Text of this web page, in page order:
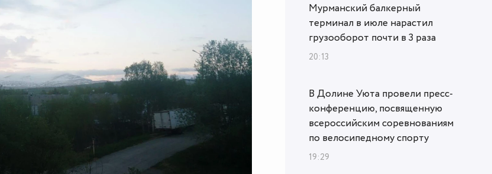
Мурманский балкерный
терминал в июле нарастил
грузооборот почти в 3 раза
20:13
В Долине Уюта провели пресс-
конференцию, посвященную
всероссийским соревнованиям
по велосипедному спорту
19:29